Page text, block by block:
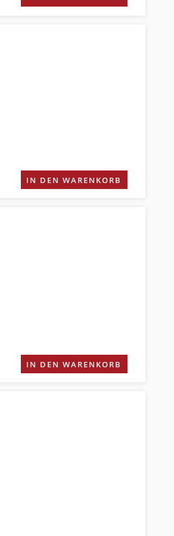
IN DEN WARENKORB
IN DEN WARENKORB